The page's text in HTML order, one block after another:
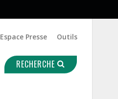
Espace Presse Outils
RECHERCHE